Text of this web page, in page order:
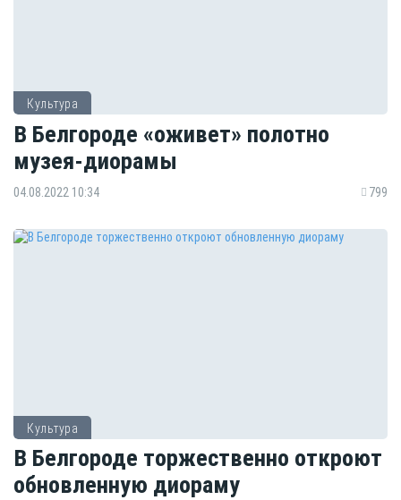
Культура
В Белгороде «оживет» полотно
музея-диорамы
04.08.2022 10:34 799
Культура
В Белгороде торжественно откроют
обновленную диораму